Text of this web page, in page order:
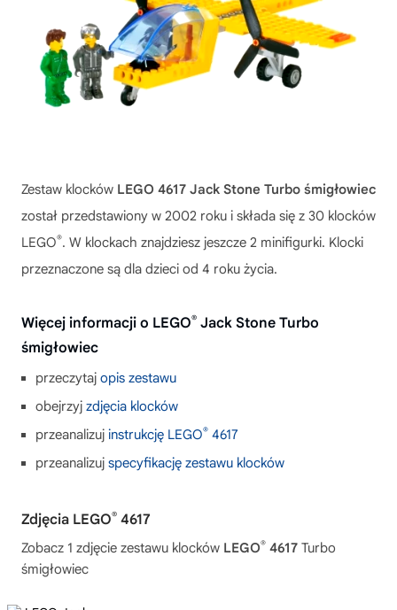
Zestaw klocków LEGO 4617 Jack Stone Turbo śmigłowiec
został przedstawiony w 2002 roku i składa się z 30 klocków
LEGO®. W klockach znajdziesz jeszcze 2 minifigurki. Klocki
przeznaczone są dla dzieci od 4 roku życia.
Więcej informacji o LEGO® Jack Stone Turbo
śmigłowiec
przeczytaj opis zestawu
obejrzyj zdjęcia klocków
przeanalizuj instrukcję LEGO® 4617
przeanalizuj specyfikację zestawu klocków
Zdjęcia LEGO® 4617
Zobacz 1 zdjęcie zestawu klocków LEGO® 4617 Turbo
śmigłowiec